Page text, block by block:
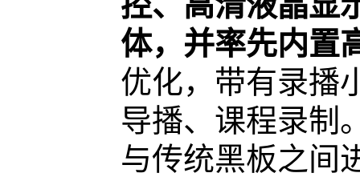
体，并率先内置
优化，带有录播
导播、课程录制
与传统黑板之间